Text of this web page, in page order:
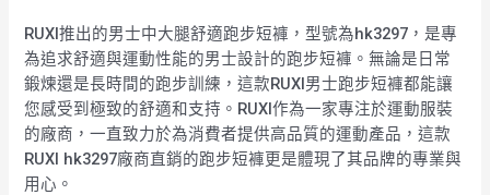
RUXI推出的男士中大腿舒適跑步短褲，型號為hk3297，是專
為追求舒適與運動性能的男士設計的跑步短褲。無論是日常
鍛煉還是長時間的跑步訓練，這款RUXI男士跑步短褲都能讓
您感受到極致的舒適和支持。RUXI作為一家專注於運動服裝
的廠商，一直致力於為消費者提供高品質的運動產品，這款
RUXI hk3297廠商直銷的跑步短褲更是體現了其品牌的專業與
用心。